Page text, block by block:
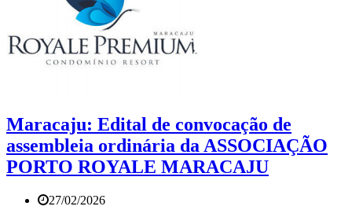
Maracaju: Edital de convocação de
assembleia ordinária da ASSOCIAÇÃO
PORTO ROYALE MARACAJU
27/02/2026